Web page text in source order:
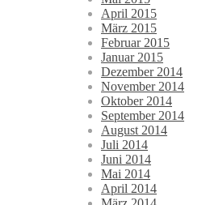
April 2015
März 2015
Februar 2015
Januar 2015
Dezember 2014
November 2014
Oktober 2014
September 2014
August 2014
Juli 2014
Juni 2014
Mai 2014
April 2014